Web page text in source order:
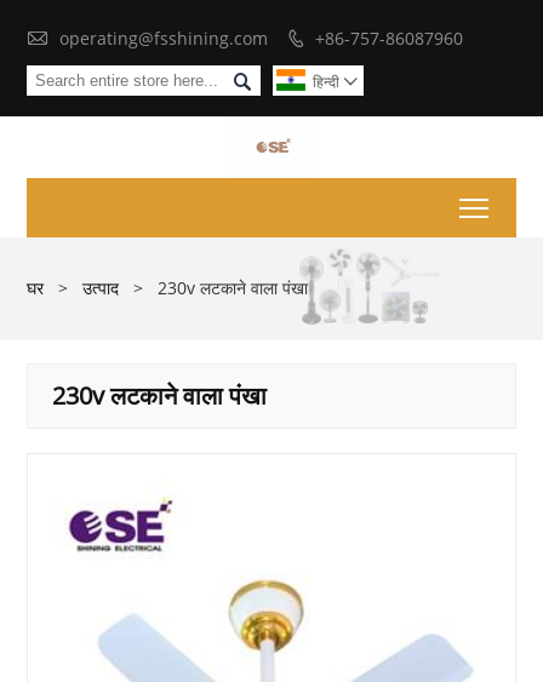
 operating@fsshining.com  +86-757-86087960
 हिन्दी 
घर > उत्पाद > 230v लटकाने वाला पंखा
230v लटकाने वाला पंखा